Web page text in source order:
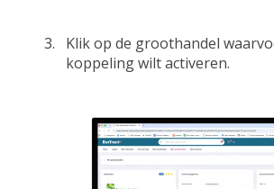
Klik op de groothandel
koppeling wilt activeren.